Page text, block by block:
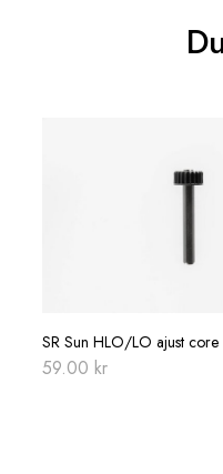
SR Sun HLO/LO ajust core
59.00 kr